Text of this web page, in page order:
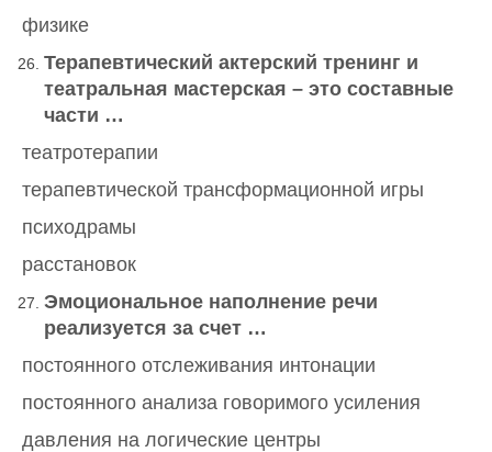
физике
Терапевтический актерский тренинг и
театральная мастерская – это составные
части …
театротерапии
терапевтической трансформационной игры
психодрамы
расстановок
Эмоциональное наполнение речи
реализуется за счет …
постоянного отслеживания интонации
постоянного анализа говоримого усиления
давления на логические центры